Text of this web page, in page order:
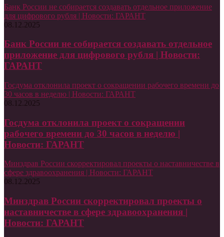
Банк России не собирается создавать отдельное приложение
для цифрового рубля | Новости: ГАРАНТ
08.12.2025
Банк России не собирается создавать отдельное
приложение для цифрового рубля | Новости:
ГАРАНТ
Госдума отклонила проект о сокращении рабочего времени до
30 часов в неделю | Новости: ГАРАНТ
08.12.2025
Госдума отклонила проект о сокращении
рабочего времени до 30 часов в неделю |
Новости: ГАРАНТ
Минздрав России скорректировал проекты о наставничестве в
сфере здравоохранения | Новости: ГАРАНТ
08.12.2025
Минздрав России скорректировал проекты о
наставничестве в сфере здравоохранения |
Новости: ГАРАНТ